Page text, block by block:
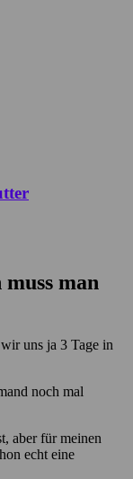
muss man
uns ja 3 Tage in
noch mal
aber für meinen
echt eine